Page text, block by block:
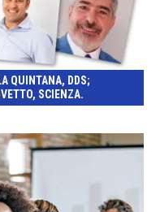
QUINTANA, DDS;
SCIENZA.